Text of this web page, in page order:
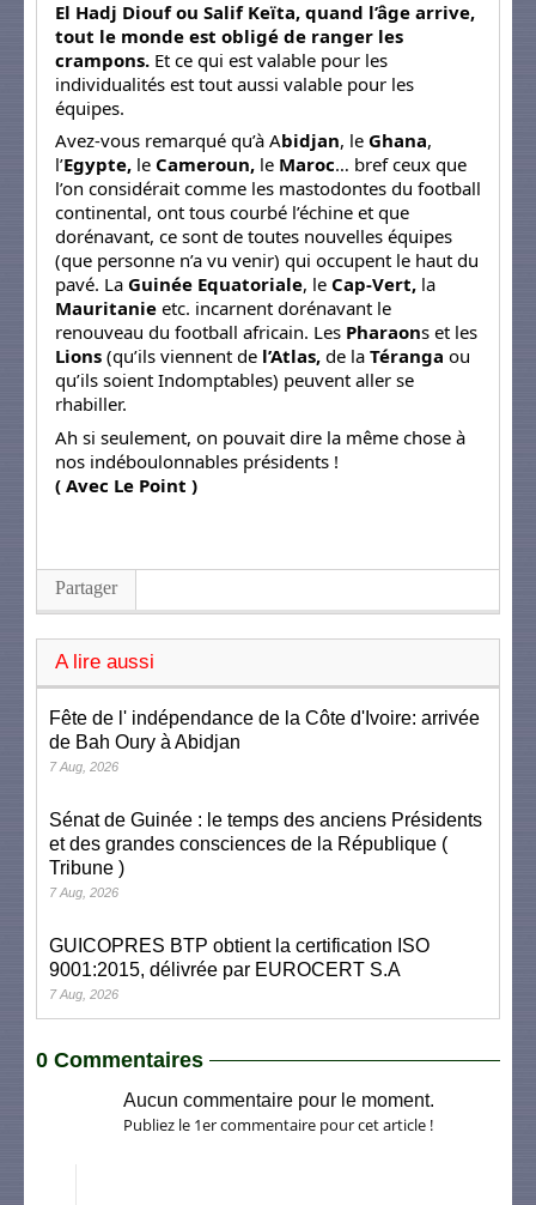
El Hadj Diouf ou Salif Keïta, quand l’âge arrive,
tout le monde est obligé de ranger les
crampons. Et ce qui est valable pour les
individualités est tout aussi valable pour les
équipes.
Avez-vous remarqué qu’à Abidjan, le Ghana,
l’Egypte, le Cameroun, le Maroc… bref ceux que
l’on considérait comme les mastodontes du football
continental, ont tous courbé l’échine et que
dorénavant, ce sont de toutes nouvelles équipes
(que personne n’a vu venir) qui occupent le haut du
pavé. La Guinée Equatoriale, le Cap-Vert, la
Mauritanie etc. incarnent dorénavant le
renouveau du football africain. Les Pharaons et les
Lions (qu’ils viennent de l’Atlas, de la Téranga ou
qu’ils soient Indomptables) peuvent aller se
rhabiller.
Ah si seulement, on pouvait dire la même chose à
nos indéboulonnables présidents !
( Avec Le Point )
Partager
A lire aussi
Fête de l' indépendance de la Côte d'Ivoire: arrivée
de Bah Oury à Abidjan
7 Aug, 2026
Sénat de Guinée : le temps des anciens Présidents
et des grandes consciences de la République (
Tribune )
7 Aug, 2026
GUICOPRES BTP obtient la certification ISO
9001:2015, délivrée par EUROCERT S.A
7 Aug, 2026
0 Commentaires
Aucun commentaire pour le moment.
Publiez le 1er commentaire pour cet article !